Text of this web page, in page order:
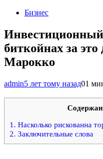
Бизнес
Инвестиционный
биткойнах за это
Марокко
admin5 лет тому назад01
1. Насколько рискованна
2. Заключительные слова